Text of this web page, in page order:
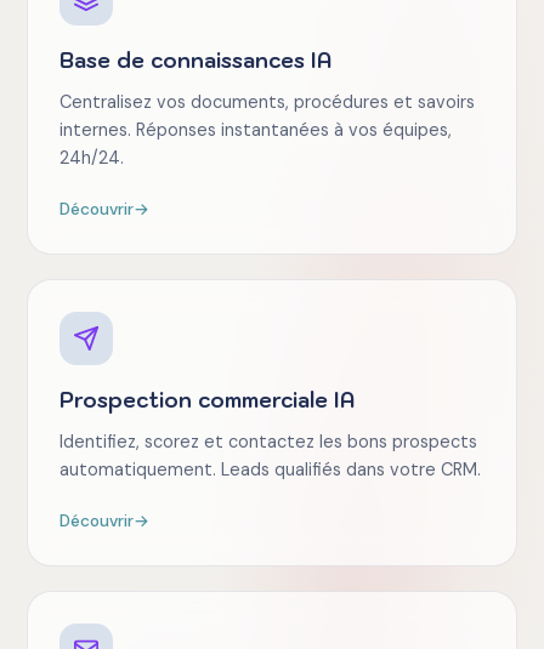
Base de connaissances IA
Centralisez vos documents, procédures et savoirs
internes. Réponses instantanées à vos équipes,
24h/24.
Découvrir→
Prospection commerciale IA
Identifiez, scorez et contactez les bons prospects
automatiquement. Leads qualifiés dans votre CRM.
Découvrir→